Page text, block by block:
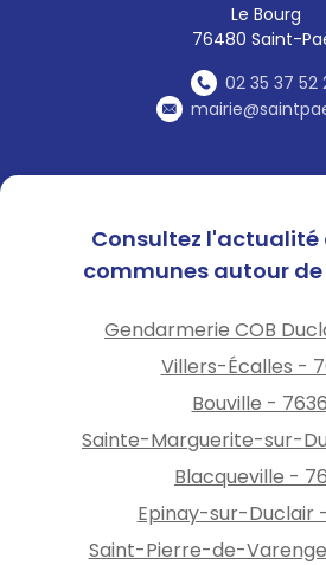
Le Bourg
76480 Saint-
02 35 37 52
Consultez l'actualité
communes autour
Gendarmerie COB
Villers-Écalles -
Bouville -
Sainte-Marguerite-sur-
Blacqueville -
Epinay-sur-Duclair
Saint-Pierre-de-